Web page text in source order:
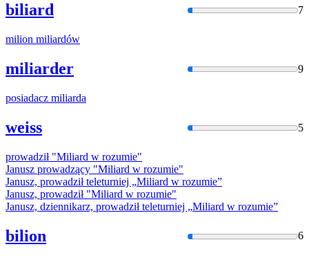
biliard 7
milion miliardów
miliarder 9
posiadacz miliarda
weiss 5
prowadził "Miliard w rozumie"
Janusz prowadzący "Miliard w rozumie"
Janusz, prowadził teleturniej „Miliard w rozumie”
Janusz, prowadził "Miliard w rozumie"
Janusz, dziennikarz, prowadził teleturniej „Miliard w rozumie”
bilion 6